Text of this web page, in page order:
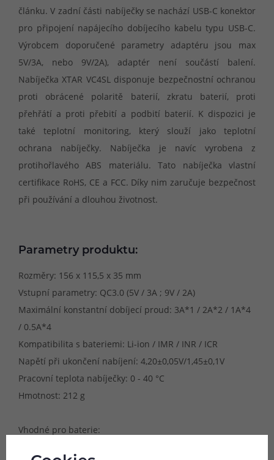
článku. V zadní části nabíječky se nachází USB-C konektor
pro připojení napájecího dobíjecího kabelu typu USB-C.
Výrobcem doporučené parametry adaptéru jsou max
5V/3A, nebo 9V/2A), adaptér není součástí balení.
Nabíječka XTAR VC4SL disponuje bezpečnostní ochranou
proti obrácené polaritě baterií, zkratu baterií, proti
přehřátí a proti přebití a podbití baterií. K dispozici je
také teplotní monitoring, který slouží jako teplotní
ochrana nabíječky. Nabíječka je navíc vyrobena z
protihořlavého ABS materiálu. Tato nabíječka vlastní
certifikace RoHS, CE a FCC. Díky nim zaručuje bezpečnost
při používání a dlouhou životnost.
Parametry produktu:
Rozměry: 156 x 115,5 x 35 mm
Vstupní parametry: QC3.0 (5V / 3A ; 9V / 2A)
Maximální konstantní dobíjecí proud: 3A*1 / 2A*2 / 1A*4
/ 0.5A*4
Kompatibilita s bateriemi: Li-ion / IMR / INR / ICR
Napětí při ukončení nabíjení: 4,20±0,05V/1,45±0,1V
Pracovní teplota nabíječky: 0 - 40 °C
Hmotnost: 212 g
Vhodné pro baterie: